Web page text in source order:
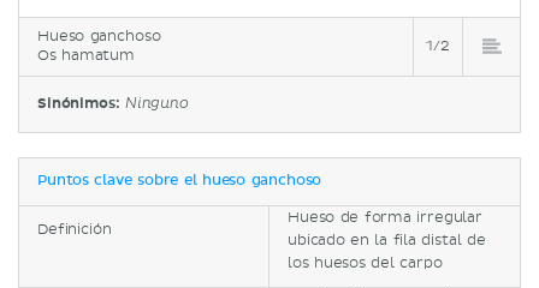
Hueso ganchoso
Os hamatum
1/2
Sinónimos: Ninguno
Puntos clave sobre el hueso ganchoso
Definición
Hueso de forma irregular
ubicado en la fila distal de
los huesos del carpo